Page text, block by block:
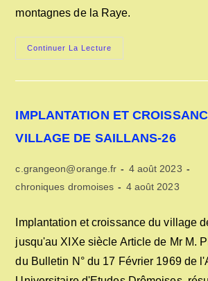
montagnes de la Raye.
Continuer La Lecture
COMTES
IMPLANTATION ET
VILLAGE DE SAILLANS-26
Auteur/autrice
de
c.grangeon@orange.fr
Publication
publiée :
4 août 2023
Post
chroniques dromoises
Dernière
la
publication :
4 août 2023
Implantation et croissance du village
jusqu'au XIXe siècle Article de Mr M.
du Bulletin N° du 17 Février 1969 de